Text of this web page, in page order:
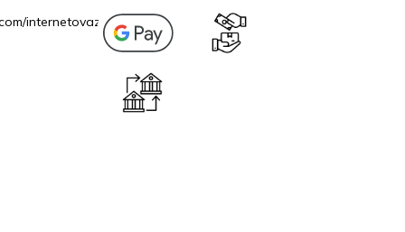
internetovazahrada.sk/